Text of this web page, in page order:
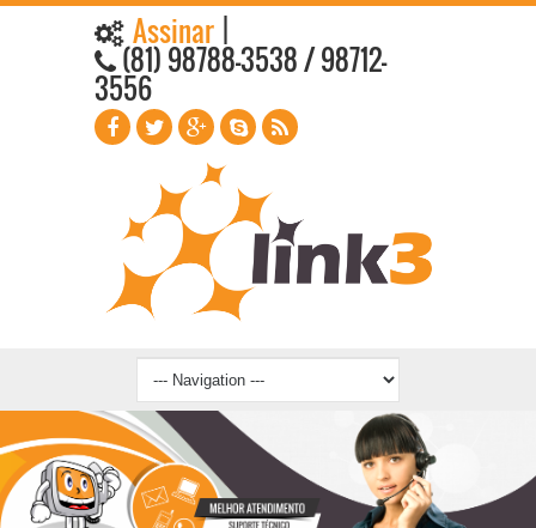
Assinar
(81) 98788-3538 / 98712-
3556